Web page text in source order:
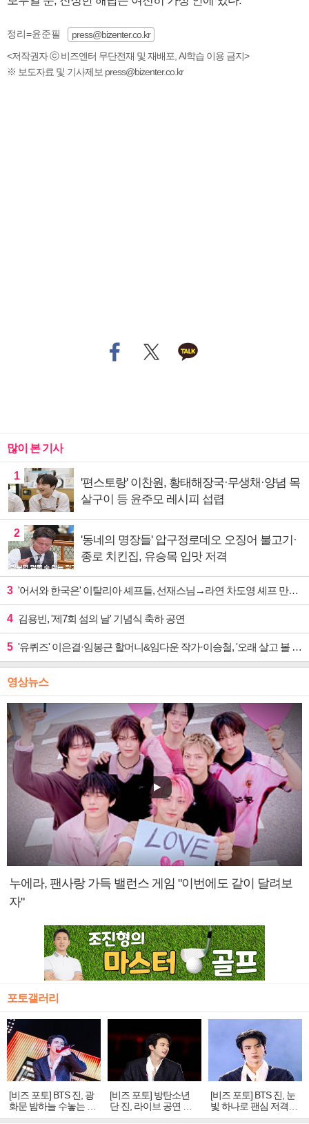
정리=윤준필
press@bizenter.co.kr
<저작권자 ⓒ 비즈엔터 무단전재 및 재배포, AI학습 이용 금지>
※ 보도자료 및 기사제보 press@bizenter.co.kr
많이 본 기사
1
'편스토랑' 이찬원, 황태해장국·무생채·양념 목
살구이 등 윤주모 레시피 섭렵
2
'동네의 명장들' 압구정로데오 오징어 불고기·
종로 치킨집, 유승목 입맛 저격
3 '어서와 한국은' 이탈리아 셰프들, 선재스님→라연 차도영 셰프 만난다
4 김용빈, '제7회 섬의 날' 기념식 축하 공연
5 '유퀴즈' 이은결·임봉근 할머니&임다운 작가·이승철, '오래 살고 볼 일' 특집 출격
영상뉴스
누에라, 팬사랑 가득 밸런스 게임 "이번에도 같이 달려보
자"
포토갤러리
[비즈 포토] BTS 진, 광
화문 밤하늘 수놓는 '비
주얼 킹'의 열창
[비즈 포토] 방탄소년
단 진, 라이브 공연 중
빛나는 독보적 아우라
[비즈 포토] BTS 진, 눈
빛 하나로 팬심 저격…
독보적 카리스마